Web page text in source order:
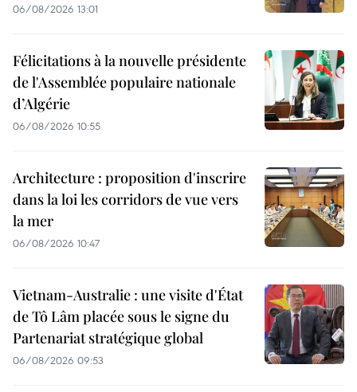
06/08/2026 13:01
Félicitations à la nouvelle présidente
de l'Assemblée populaire nationale
d’Algérie
06/08/2026 10:55
Architecture : proposition d'inscrire
dans la loi les corridors de vue vers
la mer
06/08/2026 10:47
Vietnam-Australie : une visite d'État
de Tô Lâm placée sous le signe du
Partenariat stratégique global
06/08/2026 09:53